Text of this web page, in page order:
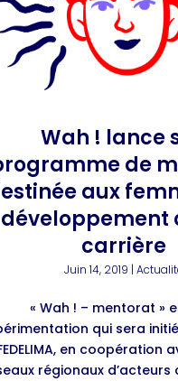
Wah ! lance
de
aux
développement
carrière
Juin 14, 2019 |
« Wah ! – mentorat »
qui sera
en coopération
régionaux d’acteurs